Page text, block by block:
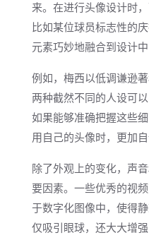
来。在进行头像设计时
比如某位球员标志性的
元素巧妙地融合到设计
例如，梅西以低调谦逊
两种截然不同的人设可
如果能够准确把握这些
用自己的头像时，更加
除了外观上的变化，声
要因素。一些优秀的视
于数字化图像中，使得
仅吸引眼球，还大大增